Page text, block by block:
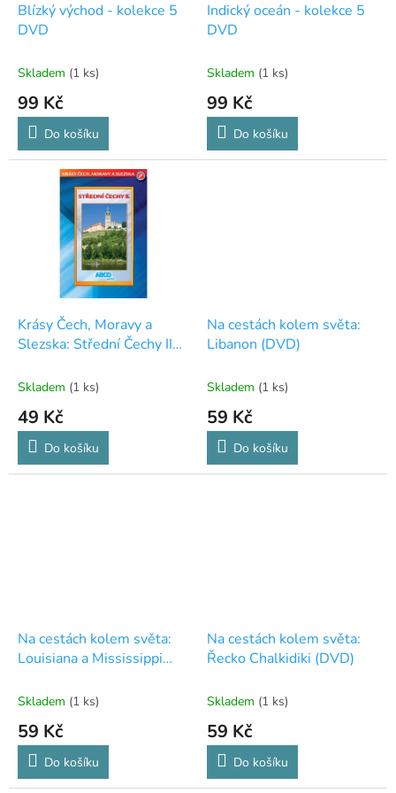
Blízký východ - kolekce 5
DVD
Skladem (1 ks)
99 Kč
Do košíku
Indický oceán - kolekce 5
DVD
Skladem (1 ks)
99 Kč
Do košíku
Krásy Čech, Moravy a
Slezska: Střední Čechy II
Skladem (1 ks)
49 Kč
Do košíku
Na cestách kolem světa:
Libanon (DVD)
Skladem (1 ks)
59 Kč
Do košíku
Na cestách kolem světa:
Louisiana a Mississippi
Skladem (1 ks)
59 Kč
Do košíku
Na cestách kolem světa:
Řecko Chalkidiki (DVD)
Skladem (1 ks)
59 Kč
Do košíku